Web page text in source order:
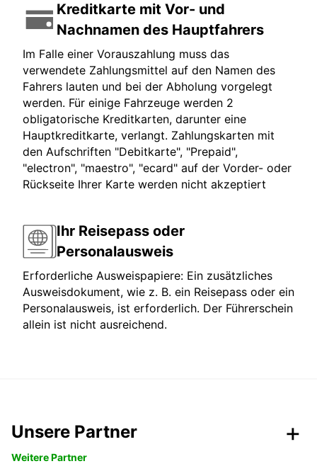
Kreditkarte mit Vor- und
Nachnamen des Hauptfahrers
Im Falle einer Vorauszahlung muss das
verwendete Zahlungsmittel auf den Namen des
Fahrers lauten und bei der Abholung vorgelegt
werden. Für einige Fahrzeuge werden 2
obligatorische Kreditkarten, darunter eine
Hauptkreditkarte, verlangt. Zahlungskarten mit
den Aufschriften "Debitkarte", "Prepaid",
"electron", "maestro", "ecard" auf der Vorder- oder
Rückseite Ihrer Karte werden nicht akzeptiert
Ihr Reisepass oder
Personalausweis
Erforderliche Ausweispapiere: Ein zusätzliches
Ausweisdokument, wie z. B. ein Reisepass oder ein
Personalausweis, ist erforderlich. Der Führerschein
allein ist nicht ausreichend.
Unsere Partner
Weitere Partner